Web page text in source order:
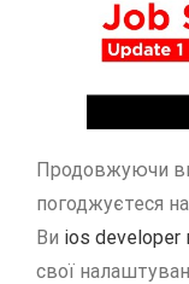
Продовжуючи
погоджуєтеся
Ви ios developer
свої